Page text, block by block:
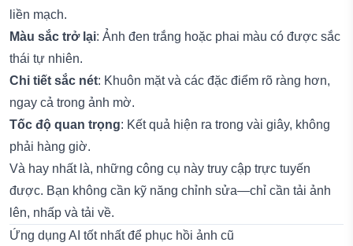
liền mạch.
Màu sắc trở lại: Ảnh đen trắng hoặc phai màu có được sắc
thái tự nhiên.
Chi tiết sắc nét: Khuôn mặt và các đặc điểm rõ ràng hơn,
ngay cả trong ảnh mờ.
Tốc độ quan trọng: Kết quả hiện ra trong vài giây, không
phải hàng giờ.
Và hay nhất là, những công cụ này truy cập trực tuyến
được. Bạn không cần kỹ năng chỉnh sửa—chỉ cần tải ảnh
lên, nhấp và tải về.
Ứng dụng AI tốt nhất để phục hồi ảnh cũ